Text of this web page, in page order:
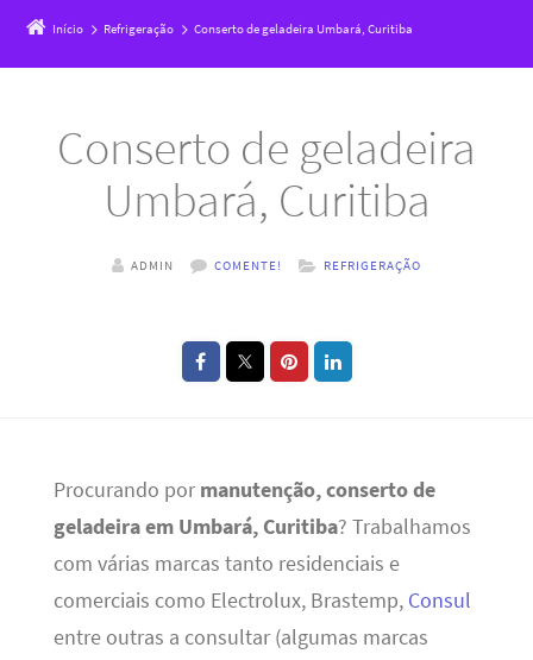
Início Refrigeração Conserto de geladeira Umbará, Curitiba
Conserto de geladeira
Umbará, Curitiba
ADMIN COMENTE! REFRIGERAÇÃO
Procurando por manutenção, conserto de
geladeira em Umbará, Curitiba? Trabalhamos
com várias marcas tanto residenciais e
comerciais como Electrolux, Brastemp, Consul
entre outras a consultar (algumas marcas